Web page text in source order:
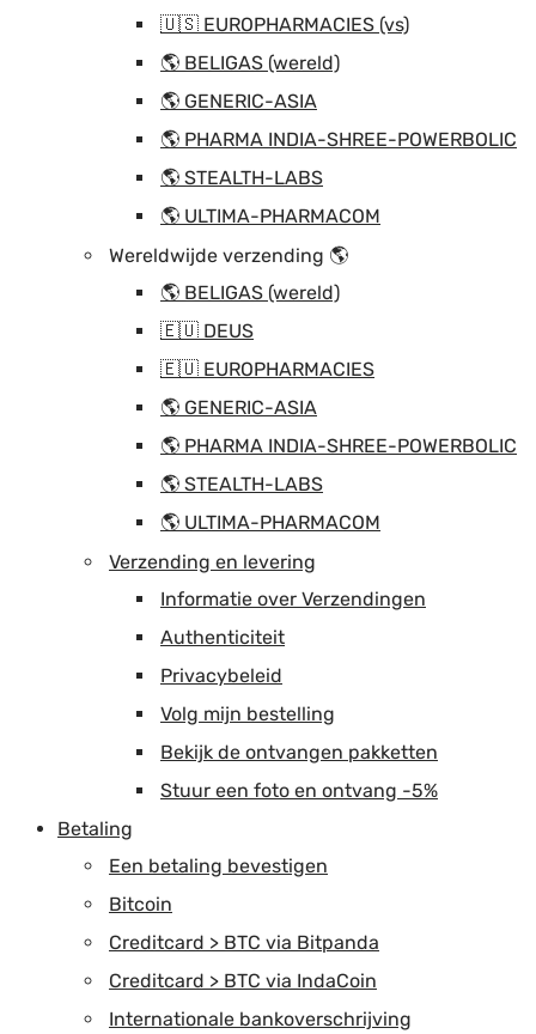
🇺🇸 EUROPHARMACIES (vs)
🌎 BELIGAS (wereld)
🌎 GENERIC-ASIA
🌎 PHARMA INDIA-SHREE-POWERBOLIC
🌎 STEALTH-LABS
🌎 ULTIMA-PHARMACOM
Wereldwijde verzending 🌎
🌎 BELIGAS (wereld)
🇪🇺 DEUS
🇪🇺 EUROPHARMACIES
🌎 GENERIC-ASIA
🌎 PHARMA INDIA-SHREE-POWERBOLIC
🌎 STEALTH-LABS
🌎 ULTIMA-PHARMACOM
Verzending en levering
Informatie over Verzendingen
Authenticiteit
Privacybeleid
Volg mijn bestelling
Bekijk de ontvangen pakketten
Stuur een foto en ontvang -5%
Betaling
Een betaling bevestigen
Bitcoin
Creditcard > BTC via Bitpanda
Creditcard > BTC via IndaCoin
Internationale bankoverschrijving